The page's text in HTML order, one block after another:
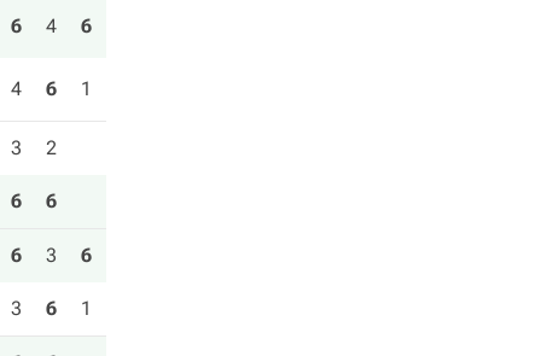
6 4 6
4 6 1
3 2
6 6
6 3 6
3 6 1